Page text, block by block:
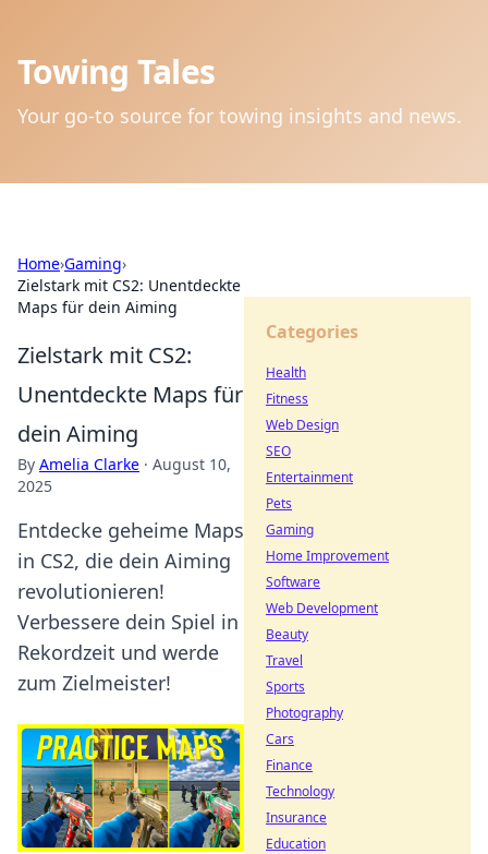
Towing Tales
Your go-to source for towing insights and news.
Home›Gaming›
Zielstark mit CS2: Unentdeckte
Maps für dein Aiming
Zielstark mit CS2:
Unentdeckte Maps für
dein Aiming
By Amelia Clarke · August 10,
2025
Entdecke geheime Maps
in CS2, die dein Aiming
revolutionieren!
Verbessere dein Spiel in
Rekordzeit und werde
zum Zielmeister!
Categories
Health
Fitness
Web Design
SEO
Entertainment
Pets
Gaming
Home Improvement
Software
Web Development
Beauty
Travel
Sports
Photography
Cars
Finance
Technology
Insurance
Education